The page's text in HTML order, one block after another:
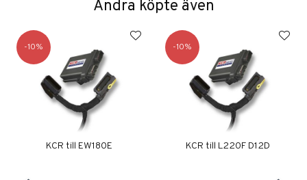
Andra köpte även
10
KCR till EW180E
10
KCR till L220F D12D